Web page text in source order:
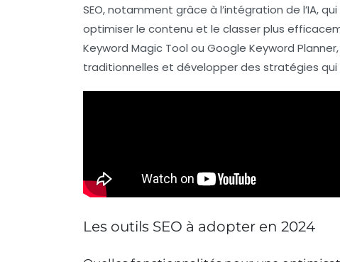
SEO, notamment grâce à l’intégration de l’IA,
optimiser le contenu et le classer plus
Keyword Magic Tool ou Google Keyword Planner
traditionnelles et développer des stratégies
Les outils SEO à adopter en 2024